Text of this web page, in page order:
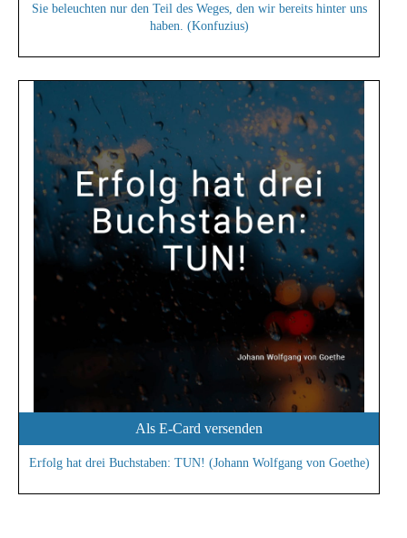
Sie beleuchten nur den Teil des Weges, den wir bereits hinter uns
haben. (Konfuzius)
Als E-Card versenden
Erfolg hat drei Buchstaben: TUN! (Johann Wolfgang von Goethe)